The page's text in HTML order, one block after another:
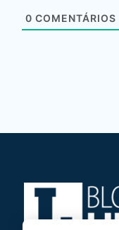
0 COMENTÁRIOS